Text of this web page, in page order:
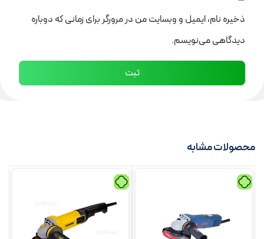
ذخیره نام، ایمیل و وبسایت من در مرورگر برای زمانی که دوباره
دیدگاهی می‌نویسم.
محصولات مشابه